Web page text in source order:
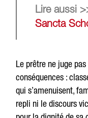
Lire aussi
Sancta
Le prêtre ne juge
conséquences :
qui s’amenuisent,
repli ni le discours